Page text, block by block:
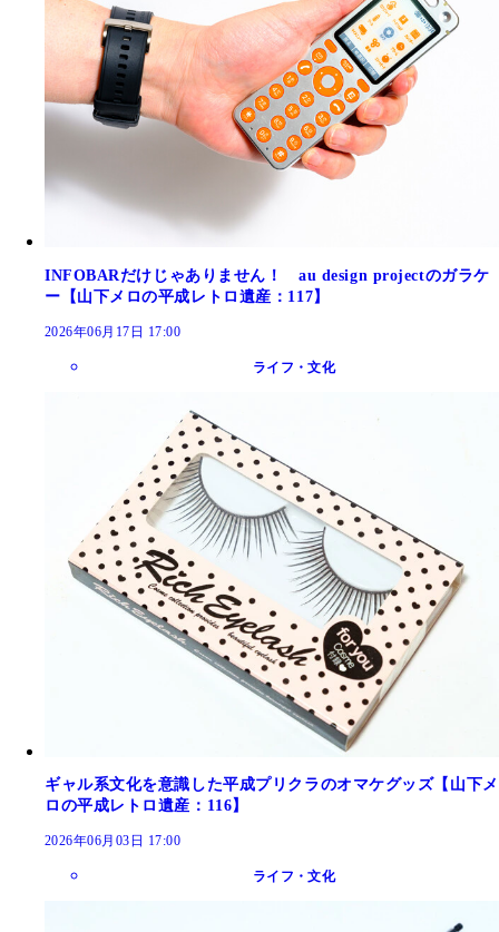
INFOBARだけじゃありません！ au design projectのガラケ
ー【山下メロの平成レトロ遺産：117】
2026年06月17日 17:00
ライフ・文化
ギャル系文化を意識した平成プリクラのオマケグッズ【山下メ
ロの平成レトロ遺産：116】
2026年06月03日 17:00
ライフ・文化